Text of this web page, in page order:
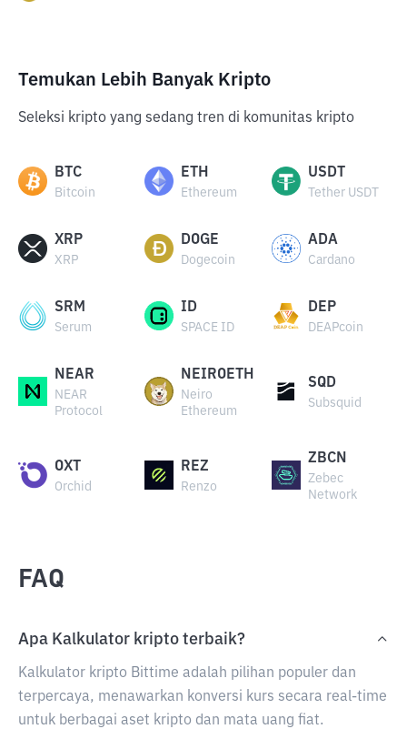
Temukan Lebih Banyak Kripto
Seleksi kripto yang sedang tren di komunitas kripto
BTC
Bitcoin
ETH
Ethereum
USDT
Tether USDT
XRP
XRP
DOGE
Dogecoin
ADA
Cardano
SRM
Serum
ID
SPACE ID
DEP
DEAPcoin
NEAR
NEAR
Protocol
NEIROETH
Neiro
Ethereum
SQD
Subsquid
OXT
Orchid
REZ
Renzo
ZBCN
Zebec
Network
FAQ
Apa Kalkulator kripto terbaik?
Kalkulator kripto Bittime adalah pilihan populer dan
terpercaya, menawarkan konversi kurs secara real-time
untuk berbagai aset kripto dan mata uang fiat.